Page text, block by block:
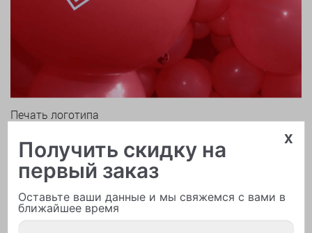
Печать логотипа
x
Получить скидку на
первый заказ
Оставьте ваши данные и мы свяжемся с вами в
ближайшее время